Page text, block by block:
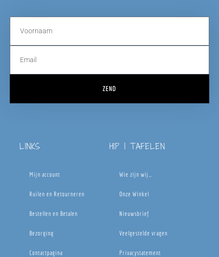
ZEND
LINKS
Mijn account
Ruilen en Retourneren
Bestellen en Betalen
Bezorging
Contactpagina
HIP | TAFELEN
Wie zijn wij…
Onze Winkel
Nieuwsbrief
Veelgestelde vragen
Privacystatement